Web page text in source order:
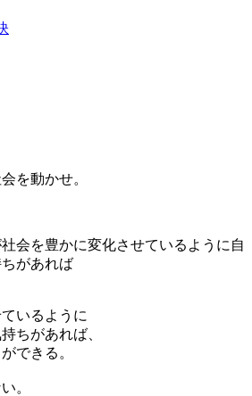
いるように
ちがあれば、
できる。
。